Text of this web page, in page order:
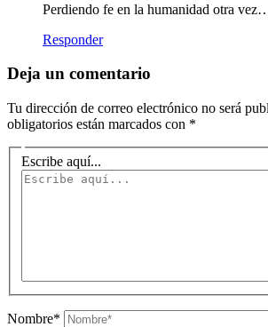
Perdiendo fe en la humanidad otra
Responder
Deja un comentario
Tu dirección de correo electrónico no será
obligatorios están marcados con *
Escribe aquí...
Nombre*